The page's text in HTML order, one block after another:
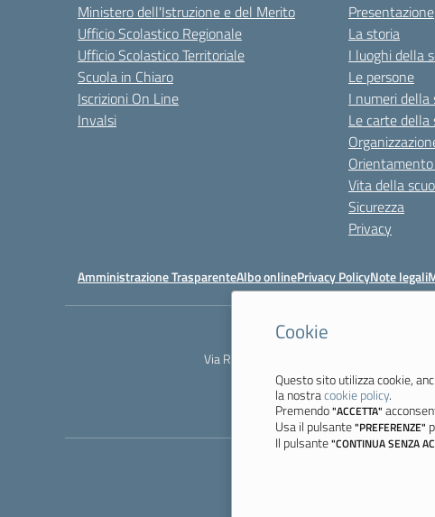
Cookie
Questo sito utilizza cookie,
la nostracookie policy.
Premendo"ACCETTA"
Usa il pulsante"PREFERENZE"
Il pulsante"CONTINUA SENZA
Ministero dell'Istruzione e del Merito
Ufficio Scolastico Regionale
Ufficio Scolastico Territoriale
Scuola in Chiaro
Iscrizioni On Line
Invalsi
Presentazione
La storia
I luoghi della
Le persone
I numeri della
Le carte della
Vita della
Sicurezza
Privacy
Amministrazione TrasparenteAlbo onlinePrivacy PolicyNote legali
Via Resistenza, 800 - 41058 Vignola (MO)